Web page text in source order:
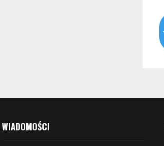
WIADOMOŚCI